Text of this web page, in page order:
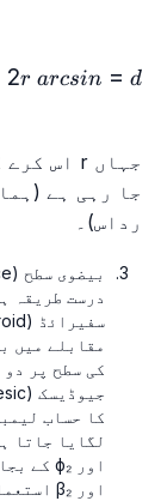
d
=
2r arcsin
جہاں r
جا رہی ہے
رداس)۔
درست طریقہ
مقابلے میں
کی سطح پر دو
کا حساب